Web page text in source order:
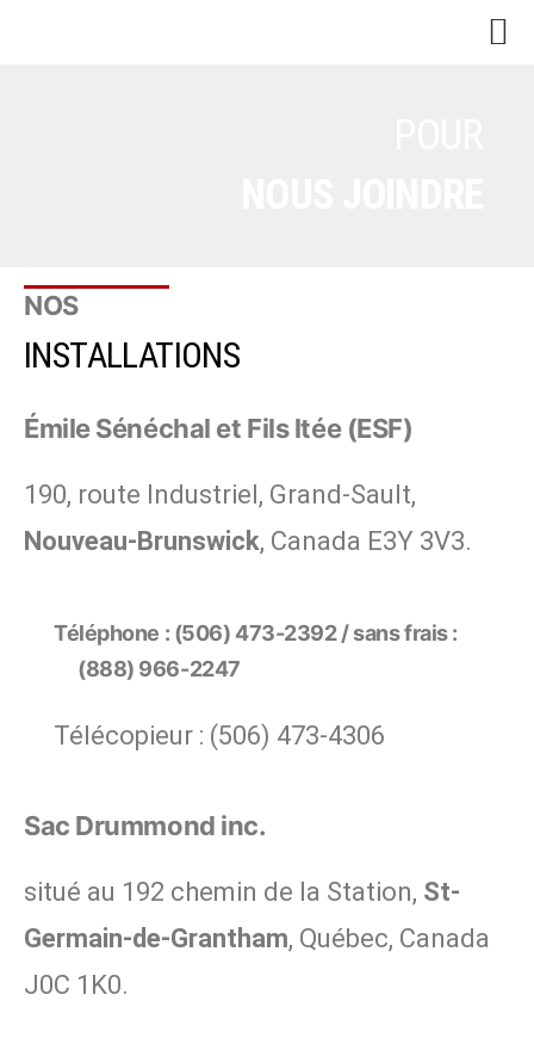
NOS
INSTALLATIONS
Émile Sénéchal et Fils ltée (ESF)
190, route Industriel, Grand-Sault,
Nouveau-Brunswick, Canada E3Y 3V3.
Téléphone : (506) 473-2392 / sans frais :
(888) 966-2247
Télécopieur : (506) 473-4306
Sac Drummond inc.
situé au 192 chemin de la Station, St-
Germain-de-Grantham, Québec, Canada
J0C 1K0.